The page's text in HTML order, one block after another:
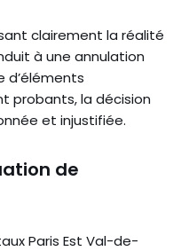
clairement la réalité
à une annulation
d’éléments
probants, la décision
et injustifiée.
de
Paris Est Val-de-